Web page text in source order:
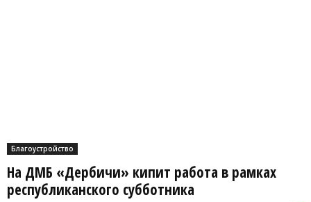
Благоустройство
На ДМБ «Дербичи» кипит работа в рамках
республиканского субботника